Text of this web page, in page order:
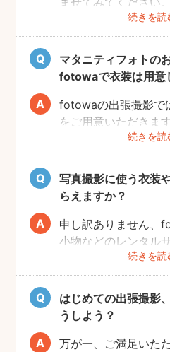
続きを読
Instagramやママ向
撮影事例を見たり、
小物について情報収
よ。また、何より大
お腹の赤ちゃんの健
影を行えるよう、日
だければと思います
マタニティフォトの
fotowaで衣装は用意
続きを読
fotowaの出張撮影で
をご用意いただきま
れいに見える薄手の
プにスカート等で、
気です。どうぞお好
でくださいね。
写真撮影に使う衣装
らえますか？
続きを読
申し訳ありません、
小物などのレンタル
おりませんので、お
願いしております。
はじめての出張撮影
うしよう？
万が一、ご満足いた